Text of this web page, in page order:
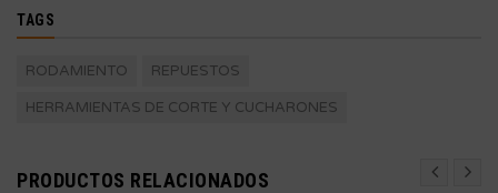
TAGS
RODAMIENTO REPUESTOS
HERRAMIENTAS DE CORTE Y CUCHARONES
PRODUCTOS RELACIONADOS